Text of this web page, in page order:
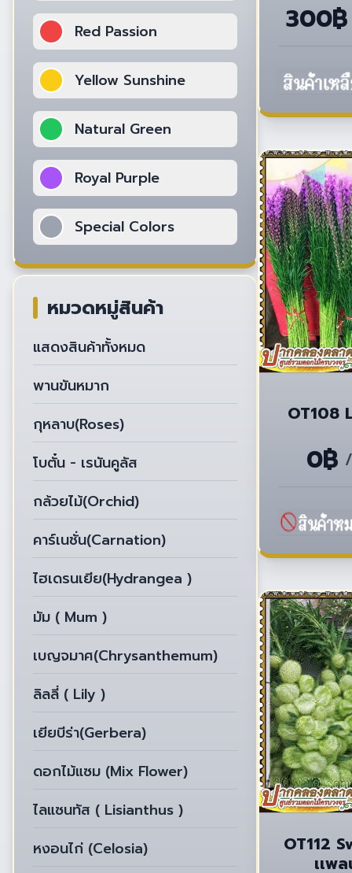
Red Passion
Yellow Sunshine
Natural Green
Royal Purple
Special Colors
หมวดหมู่สินค้า
แสดงสินค้าทั้งหมด
พานขันหมาก
กุหลาบ(Roses)
โบตั๋น - เรนันคูลัส
กล้วยไม้(Orchid)
คาร์เนชั่น(Carnation)
ไฮเดรนเยีย(Hydrangea )
มัม ( Mum )
เบญจมาศ(Chrysanthemum)
ลิลลี่ ( Lily )
เยียบีร่า(Gerbera)
ดอกไม้แซม (Mix Flower)
ไลแซนทัส ( Lisianthus )
หงอนไก่ (Celosia)
300฿
OT108
0฿
OT112
เเพ